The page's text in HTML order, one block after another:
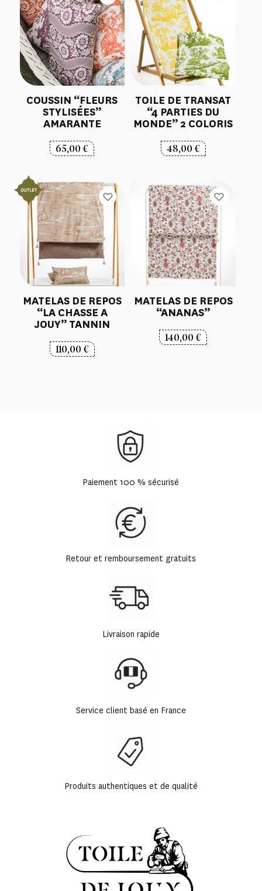
COUSSIN “FLEURS
STYLISÉES”
AMARANTE
65,00€
TOILE DE TRANSAT
“4 PARTIES DU
MONDE” 2 COLORIS
48,00€
MATELAS DE REPOS
“LA CHASSE A
JOUY” TANNIN
110,00€
MATELAS DE REPOS
“ANANAS”
140,00€
Paiement 100 % sécurisé
Retour et remboursement gratuits
Livraison rapide
Service client basé en France
Produits authentiques et de qualité